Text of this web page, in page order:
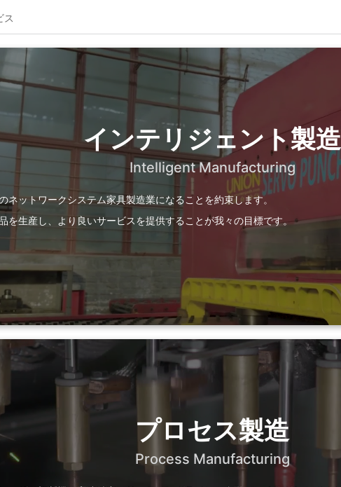
ス
インテリジェント製造
Intelligent Manufacturing
ネットワークシステム家具製造業になることを約束します。
を生産し、より良いサービスを提供することが我々の目標です。
プロセス製造
Process Manufacturing